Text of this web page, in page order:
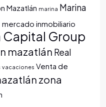
Mazatlán marina Marina
mercado inmobiliario
Capital Group
mazatlán Real
vacaciones Venta de
zona